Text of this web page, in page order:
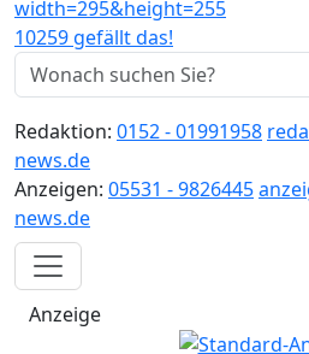
10259 gefällt das!
Redaktion: 0152 - 01991958
news.de
Anzeigen: 05531 - 9826445
news.de
Anzeige